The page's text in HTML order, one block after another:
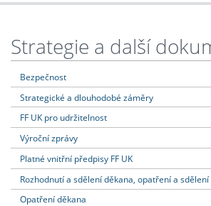
Strategie a další
Bezpečnost
Strategické a dlouhodobé záměry
FF UK pro udržitelnost
Výroční zprávy
Platné vnitřní předpisy FF UK
Rozhodnutí a sdělení děkana, opatření a
Opatření děkana